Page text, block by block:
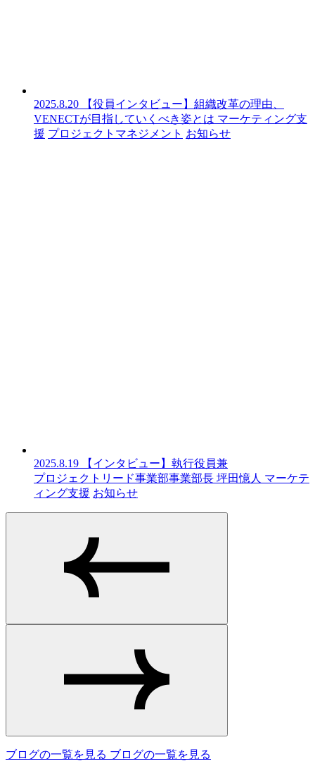
2025.8.20
【役員インタビュー】組織改革の理由、
VENECTが目指していくべき姿とは マーケティング支
援 プロジェクトマネジメント お知らせ
2025.8.19
【インタビュー】執行役員兼
プロジェクトリード事業部事業部長 坪田憶人 マーケテ
ィング支援 お知らせ
ブログの一覧を見る ブログの一覧を見る